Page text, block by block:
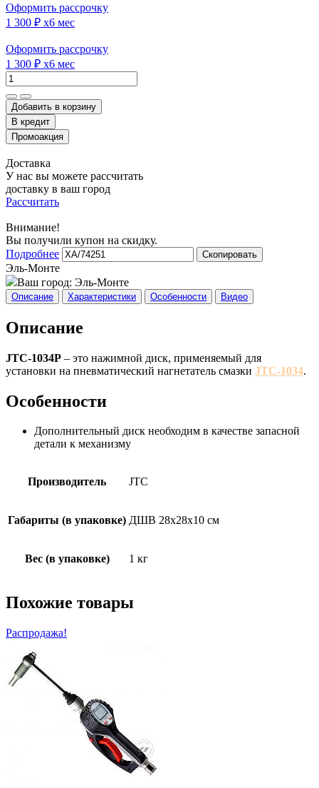
Оформить рассрочку
1 300 ₽ x6 мес
Оформить рассрочку
1 300 ₽ x6 мес
Добавить в корзину
Доставка
У нас вы можете рассчитать
доставку в ваш город
Рассчитать
Внимание!
Вы получили купон на скидку.
Подробнее
Скопировать
Эль-Монте
Ваш город: Эль-Монте
Описание Характеристики Особенности Видео
Описание
JTC-1034P – это нажимной диск, применяемый для
установки на пневматический нагнетатель смазки JTC-1034.
Особенности
Дополнительный диск необходим в качестве запасной
детали к механизму
Производитель JTC
Габариты (в упаковке) ДШВ 28х28х10 см
Вес (в упаковке) 1 кг
Похожие товары
Распродажа!